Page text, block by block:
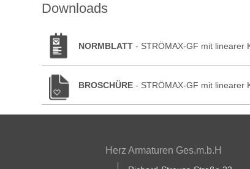
Downloads
NORMBLATT - STRÖMAX-GF mit linearer
BROSCHÜRE - STRÖMAX-GF mit linearer
Herz Armaturen Ges.m.b.H